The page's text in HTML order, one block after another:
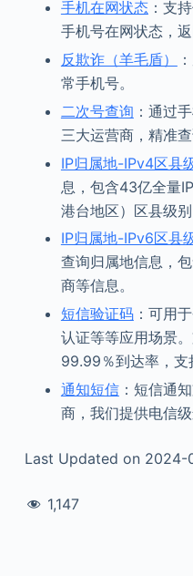
手机在网状态：支
手机号在网状态，
反欺诈（羊毛盾）
常手机号。
二次号查询 ：通过
三大运营商，精准查
IP归属地-IPv4区县
息，包含43亿全量
港台地区）区县级别
IP归属地-IPv6区县
查询归属地信息，
商等信息。
短信验证码：可用
认证等等应用场景
99.99％到达率，支
通知短信：短信通
商，我们提供电信
Last Updated on 2024-
1,147